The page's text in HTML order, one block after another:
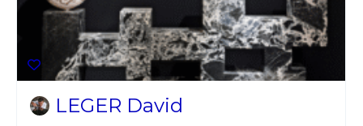
LEGER David